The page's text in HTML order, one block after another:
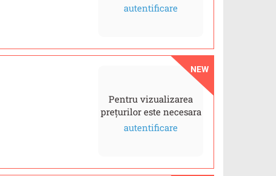
autentificare
NEW
Pentru vizualizarea
prețurilor este necesara
autentificare